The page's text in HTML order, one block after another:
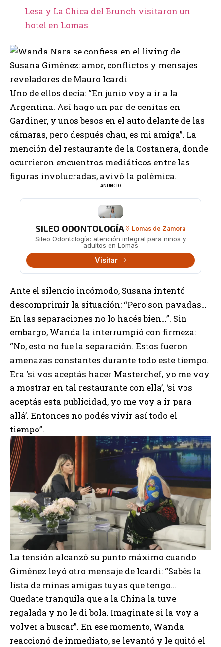
Lesa y La Chica del Brunch visitaron un
hotel en Lomas
Uno de ellos decía: “En junio voy a ir a la
Argentina. Así hago un par de cenitas en
Gardiner, y unos besos en el auto delante de las
cámaras, pero después chau, es mi amiga”. La
mención del restaurante de la Costanera, donde
ocurrieron encuentros mediáticos entre las
figuras involucradas, avivó la polémica.
ANUNCIO
SILEO ODONTOLOGÍA Lomas de Zamora
Sileo Odontología: atención integral para niños y
adultos en Lomas
Visitar
Ante el silencio incómodo, Susana intentó
descomprimir la situación: “Pero son pavadas…
En las separaciones no lo hacés bien…”. Sin
embargo, Wanda la interrumpió con firmeza:
“No, esto no fue la separación. Estos fueron
amenazas constantes durante todo este tiempo.
Era ‘si vos aceptás hacer Masterchef, yo me voy
a mostrar en tal restaurante con ella’, ‘si vos
aceptás esta publicidad, yo me voy a ir para
allá’. Entonces no podés vivir así todo el
tiempo”.
La tensión alcanzó su punto máximo cuando
Giménez leyó otro mensaje de Icardi: “Sabés la
lista de minas amigas tuyas que tengo…
Quedate tranquila que a la China la tuve
regalada y no le di bola. Imaginate si la voy a
volver a buscar”. En ese momento, Wanda
reaccionó de inmediato, se levantó y le quitó el